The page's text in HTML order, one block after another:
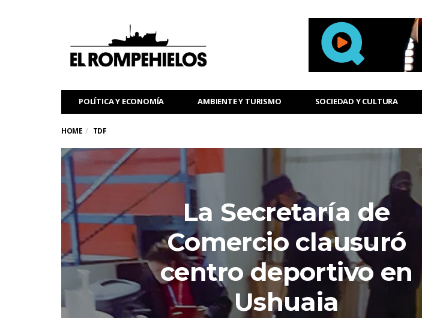
POLÍTICA Y ECONOMÍA AMBIENTE Y TURISMO SOCIEDAD Y CULTURA
HOME TDF
La Secretaría de
Comercio clausuró
centro deportivo en
Ushuaia